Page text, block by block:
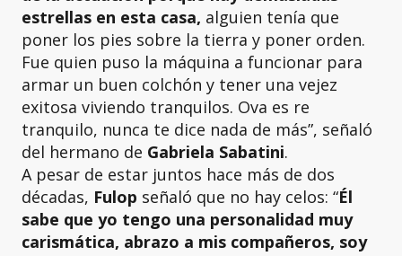
estrellas en esta casa, alguien tenía que
poner los pies sobre la tierra y poner orden.
Fue quien puso la máquina a funcionar para
armar un buen colchón y tener una vejez
exitosa viviendo tranquilos. Ova es re
tranquilo, nunca te dice nada de más”, señaló
del hermano de Gabriela Sabatini.
A pesar de estar juntos hace más de dos
décadas, Fulop señaló que no hay celos: “Él
sabe que yo tengo una personalidad muy
carismática, abrazo a mis compañeros, soy